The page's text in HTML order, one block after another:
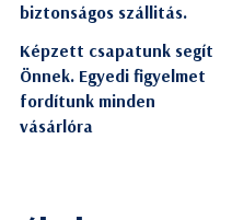
biztonságos szállitás.
Képzett csapatunk segít
Önnek. Egyedi figyelmet
fordítunk minden
vásárlóra